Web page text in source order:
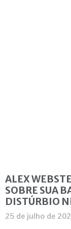
ALEX
SOBRE SUA
DISTÚRBIO
25 de julho de